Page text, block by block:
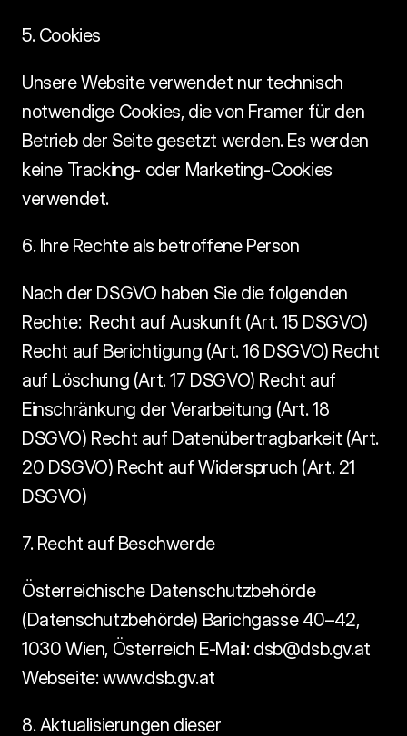
5. Cookies
Unsere Website verwendet nur technisch
notwendige Cookies, die von Framer für den
Betrieb der Seite gesetzt werden. Es werden
keine Tracking- oder Marketing-Cookies
verwendet.
6. Ihre Rechte als betroffene Person
Nach der DSGVO haben Sie die folgenden
Rechte:  Recht auf Auskunft (Art. 15 DSGVO)
Recht auf Berichtigung (Art. 16 DSGVO) Recht
auf Löschung (Art. 17 DSGVO) Recht auf
Einschränkung der Verarbeitung (Art. 18
DSGVO) Recht auf Datenübertragbarkeit (Art.
20 DSGVO) Recht auf Widerspruch (Art. 21
DSGVO)
7. Recht auf Beschwerde
Österreichische Datenschutzbehörde
(Datenschutzbehörde) Barichgasse 40–42,
1030 Wien, Österreich E-Mail: dsb@dsb.gv.at
Webseite: www.dsb.gv.at
8. Aktualisierungen dieser